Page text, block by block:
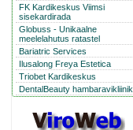
FK Kardikeskus Viimsi
sisekardirada
Globuss - Unikaalne
meelelahutus ratastel
Bariatric Services
Ilusalong Freya Estetica
Triobet Kardikeskus
DentalBeauty hambaravikliinik